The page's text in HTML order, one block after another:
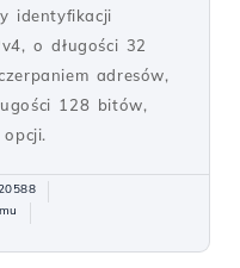
identyfikacji
o długości 32
adresów,
128 bitów,